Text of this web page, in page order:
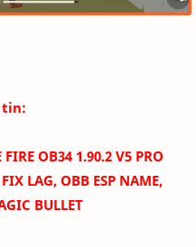
tin:
OB34 1.90.2 V5 PRO
LAG, OBB ESP NAME,
BULLET